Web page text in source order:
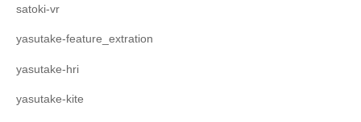
satoki-vr
yasutake-feature_extration
yasutake-hri
yasutake-kite